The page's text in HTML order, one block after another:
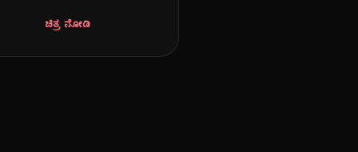
ಚಿತ್ರ ನೋಡಿ